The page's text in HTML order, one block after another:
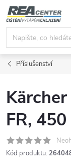
Přejít
na
obsah
Příslušenství
FR,
Kód produktu: